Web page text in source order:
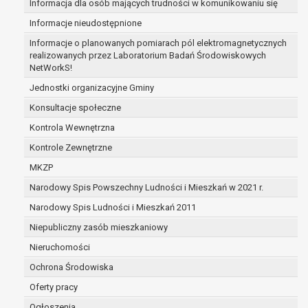
Informacja dla osób mających trudności w komunikowaniu się
Informacje nieudostępnione
Informacje o planowanych pomiarach pól elektromagnetycznych
realizowanych przez Laboratorium Badań Środowiskowych
NetWorkS!
Jednostki organizacyjne Gminy
Konsultacje społeczne
Kontrola Wewnętrzna
Kontrole Zewnętrzne
MKZP
Narodowy Spis Powszechny Ludności i Mieszkań w 2021 r.
Narodowy Spis Ludności i Mieszkań 2011
Niepubliczny zasób mieszkaniowy
Nieruchomości
Ochrona Środowiska
Oferty pracy
zabezpieczenia ewentualnych roszczeń, a w
przypadku wyrażenia zgody na przetwarzanie
danych po zakończeniu i rozliczeniu umowy, do
czasu wycofania tej zgody.
Ponadto w przypadku umów o dofinansowanie
dane osobowe od momentu pozyskania
przechowywane są przez okres wynikający z
umowy o dofinansowanie zawartej między
beneficjentem a określoną instytucją, trwałości
danego projektu i konieczności zachowania
dokumentacji projektu do celów kontrolnych.
W związku z przetwarzaniem przez
administratora danych osobowych przysługuje
Pani/Panu:
prawo dostępu do treści danych oraz
otrzymywania ich kopii na podstawie art. 15
RODO;
prawo do żądania sprostowania danych na
w przypadku gdy: